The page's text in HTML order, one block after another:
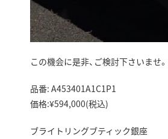
この機会に是非、ご検討下さいませ。
品番: A453401A1C1P1
価格:¥594,000(税込)
ブライトリングブティック銀座